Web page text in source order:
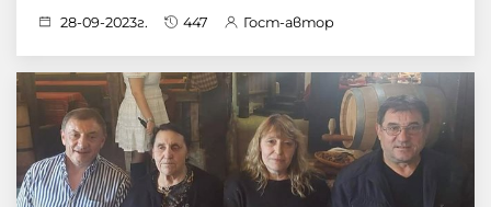
28-09-2023г. 447 Гост-автор